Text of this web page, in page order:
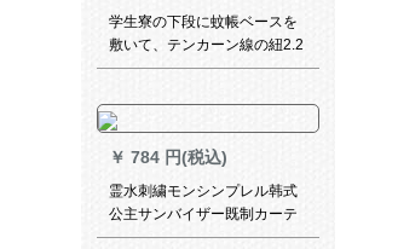
学生寮の下段に蚊帳ベースを
敷いて、テンカーン線の紐2.2
メートの長いロベルトを一本
￥ 784 円(税込)
霊水刺繍モンシンプレル韩式
公主サンバイザー既制カーテ
ーン半遮光遮音カーターテレ